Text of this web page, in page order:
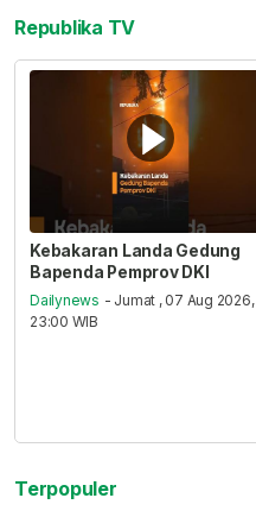
Republika TV
Kebakaran Landa Gedung
Bapenda Pemprov DKI
Dailynews - Jumat , 07 Aug 2026,
23:00 WIB
Terpopuler